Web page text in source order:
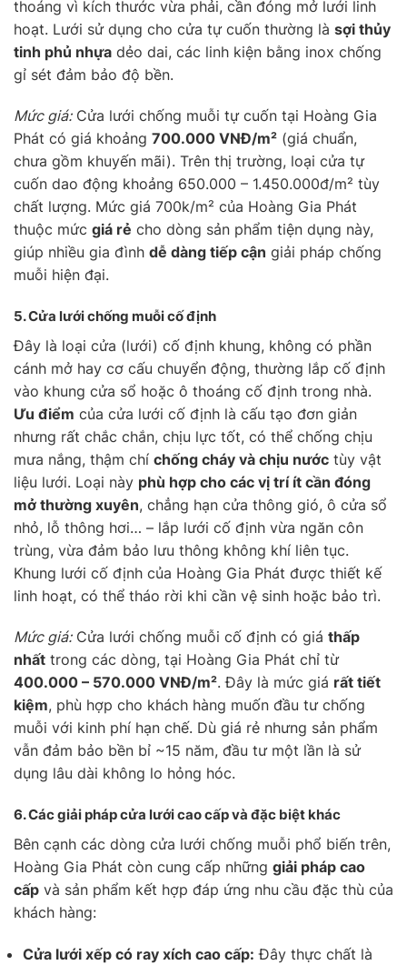
thoáng vì kích thước vừa phải, cần đóng mở lưới linh
hoạt. Lưới sử dụng cho cửa tự cuốn thường là sợi thủy
tinh phủ nhựa dẻo dai, các linh kiện bằng inox chống
gỉ sét đảm bảo độ bền.
Mức giá:Cửa lưới chống muỗi tự cuốn tại Hoàng Gia
Phát có giá khoảng 700.000 VNĐ/m² (giá chuẩn,
chưa gồm khuyến mãi). Trên thị trường, loại cửa tự
cuốn dao động khoảng 650.000 – 1.450.000đ/m² tùy
chất lượng. Mức giá 700k/m² của Hoàng Gia Phát
thuộc mức giá rẻ cho dòng sản phẩm tiện dụng này,
giúp nhiều gia đình dễ dàng tiếp cận giải pháp chống
muỗi hiện đại.
5. Cửa lưới chống muỗicố định
Đây là loại cửa (lưới) cố định khung, không có phần
cánh mở hay cơ cấu chuyển động, thường lắp cố định
vào khung cửa sổ hoặc ô thoáng cố định trong nhà.
Ưu điểm của cửa lưới cố định là cấu tạo đơn giản
nhưng rất chắc chắn, chịu lực tốt, có thể chống chịu
mưa nắng, thậm chí chống cháy và chịu nước tùy vật
liệu lưới. Loại này phù hợp cho các vị trí ít cần đóng
mở thường xuyên, chẳng hạn cửa thông gió, ô cửa sổ
nhỏ, lỗ thông hơi… – lắp lưới cố định vừa ngăn côn
trùng, vừa đảm bảo lưu thông không khí liên tục.
Khung lưới cố định của Hoàng Gia Phát được thiết kế
linh hoạt, có thể tháo rời khi cần vệ sinh hoặc bảo trì.
Mức giá:Cửa lưới chống muỗi cố định có giá thấp
nhất trong các dòng, tại Hoàng Gia Phát chỉ từ
400.000 – 570.000 VNĐ/m². Đây là mức giá rất tiết
kiệm, phù hợp cho khách hàng muốn đầu tư chống
muỗi với kinh phí hạn chế. Dù giá rẻ nhưng sản phẩm
vẫn đảm bảo bền bỉ ~15 năm, đầu tư một lần là sử
dụng lâu dài không lo hỏng hóc.
6.Các giải pháp cửa lưới cao cấp và đặc biệt khác
Bên cạnh các dòng cửa lưới chống muỗi phổ biến trên,
Hoàng Gia Phát còn cung cấp những giải pháp cao
cấp và sản phẩm kết hợp đáp ứng nhu cầu đặc thù của
khách hàng:
Cửa lưới xếp có ray xích cao cấp: Đây thực chất là